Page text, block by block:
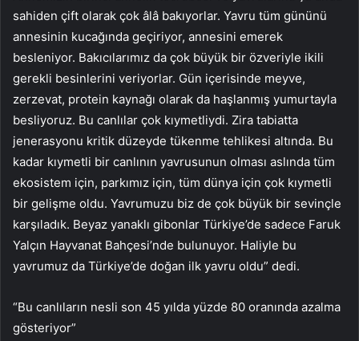
sahiden çift olarak çok âlâ bakıyorlar. Yavru tüm gününü
annesinin kucağında geçiriyor, annesini emerek
besleniyor. Bakıcılarımız da çok büyük bir özveriyle ikili
gerekli besinlerini veriyorlar. Gün içerisinde meyve,
zerzevat, protein kaynağı olarak da haşlanmış yumurtayla
besliyoruz. Bu canlılar çok kıymetliydi. Zira tabiatta
jenerasyonu kritik düzeyde tükenme tehlikesi altında. Bu
kadar kıymetli bir canlının yavrusunun olması aslında tüm
ekosistem için, parkımız için, tüm dünya için çok kıymetli
bir gelişme oldu. Yavrumuzu biz de çok büyük bir sevinçle
karşıladık. Beyaz yanaklı gibonlar Türkiye’de sadece Faruk
Yalçın Hayvanat Bahçesi’nde bulunuyor. Haliyle bu
yavrumuz da Türkiye’de doğan ilk yavru oldu” dedi.
“Bu canlıların nesli son 45 yılda yüzde 80 oranında azalma
gösteriyor”